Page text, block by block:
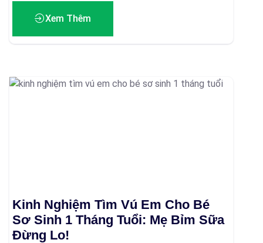
Xem Thêm
Kinh Nghiệm Tìm Vú Em Cho Bé
Sơ Sinh 1 Tháng Tuổi: Mẹ Bỉm Sữa
Đừng Lo!